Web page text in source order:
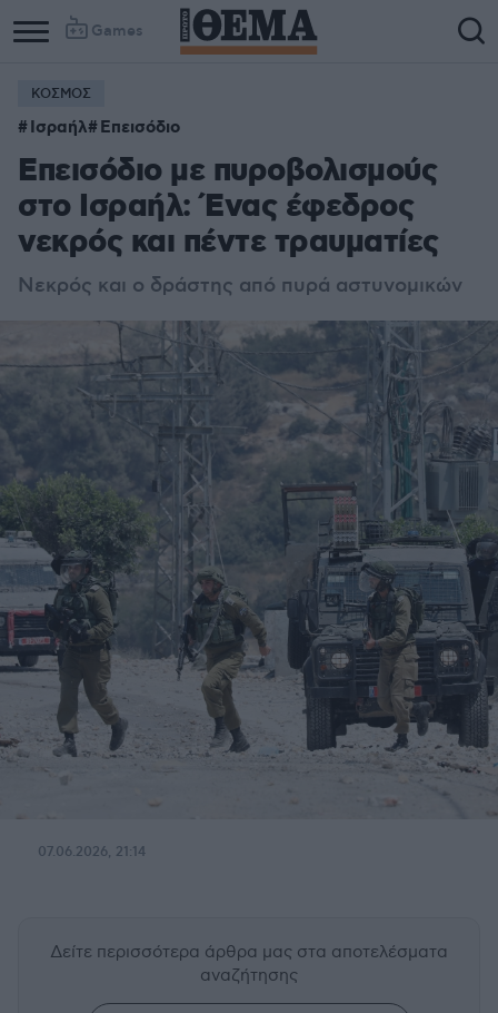
Games
ΚΟΣΜΟΣ
Ισραήλ Επεισόδιο
Επεισόδιο με πυροβολισμούς
στο Ισραήλ: Ένας έφεδρος
νεκρός και πέντε τραυματίες
Νεκρός και ο δράστης από πυρά αστυνομικών
07.06.2026, 21:14
Δείτε περισσότερα άρθρα μας στα αποτελέσματα
αναζήτησης